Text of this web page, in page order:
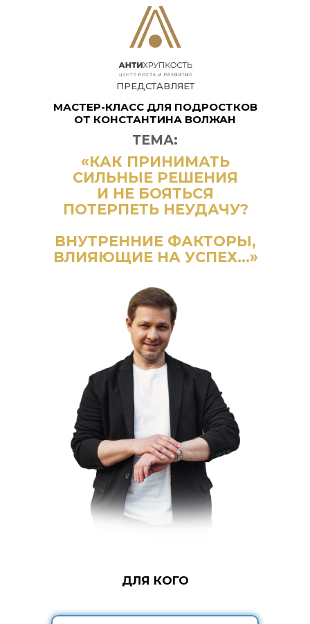
«КАК ПРИНИМАТЬ
СИЛЬНЫЕ РЕШЕНИЯ
И НЕ БОЯТЬСЯ
ПОТЕРПЕТЬ НЕУДАЧУ?
ВНУТРЕННИЕ ФАКТОРЫ,
ВЛИЯЮЩИЕ НА УСПЕХ…»
МАСТЕР-КЛАССДЛЯ ПОДРОСТКОВ
ОТ КОНСТАНТИНА ВОЛЖАН
ПРЕДСТАВЛЯЕТ
ТЕМА:
ДЛЯ КОГО